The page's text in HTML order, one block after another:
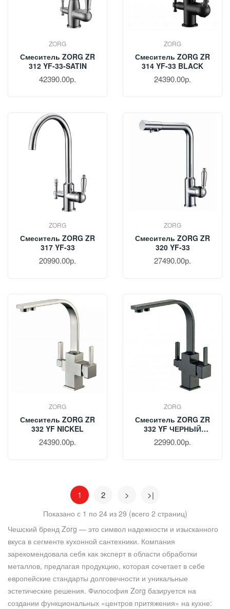
ZORG
Смеситель ZORG ZR
312 YF-33-SATIN
42390.00р.
ZORG
Смеситель ZORG ZR
314 YF-33 BLACK
24390.00р.
ZORG
Смеситель ZORG ZR
317 YF-33
20990.00р.
ZORG
Смеситель ZORG ZR
320 YF-33
27490.00р.
ZORG
Смеситель ZORG ZR
332 YF NICKEL
24390.00р.
ZORG
Смеситель ZORG ZR
332 YF ЧЕРНЫЙ
МЕТАЛЛИК
22990.00р.
1 2 > >|
Показано с 1 по 24 из 29 (всего 2 страниц)
Чешский бренд Zorg — это символ надежности и изысканного
вкуса в сегменте кухонной сантехники. Компания
зарекомендовала себя как эксперт в области обработки
металлов, предлагая продукцию, которая сочетает в себе
европейские стандарты долговечности и уникальные
эстетические решения. Философия Zorg базируется на
создании функциональных «центров притяжения» на кухне: